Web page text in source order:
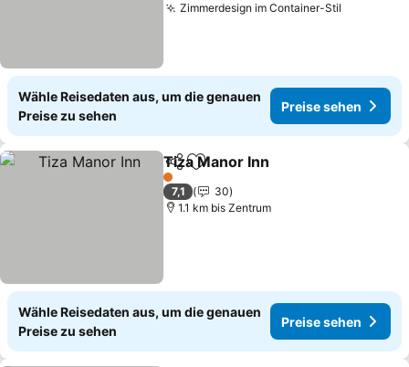
Zimmerdesign im Container-Stil
Wähle Reisedaten aus, um die genauen
Preise zu sehen
Preise sehen
TeilenZu Favoriten hinzufügen
Tiza Manor Inn
1 Sterne
7,1
30
1.1 km bis Zentrum
Wähle Reisedaten aus, um die genauen
Preise zu sehen
Preise sehen